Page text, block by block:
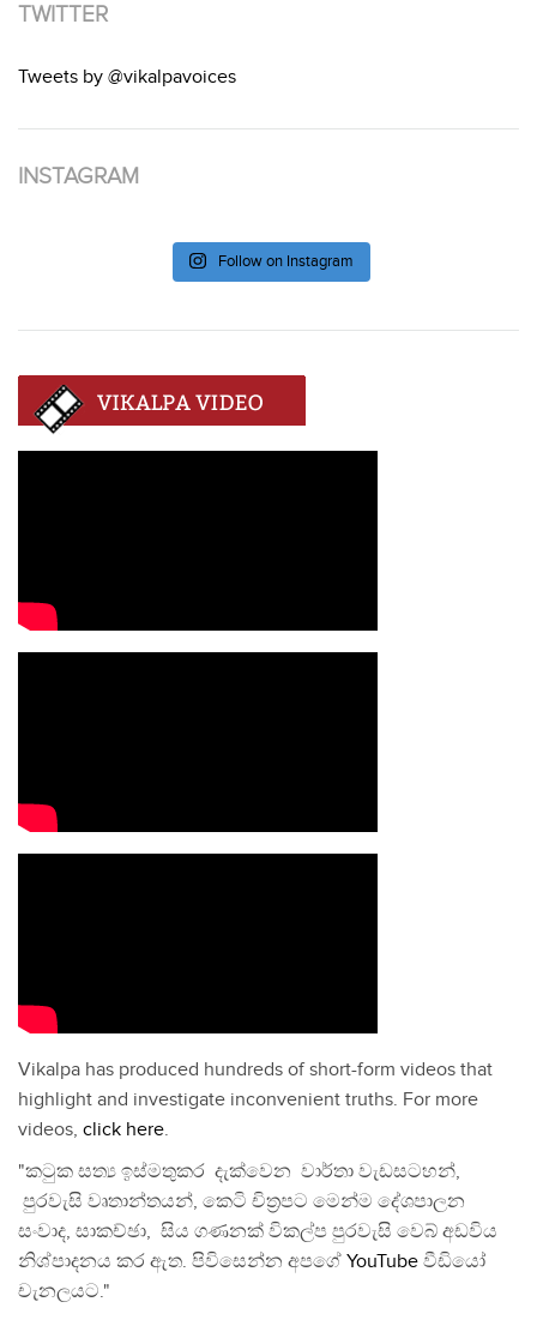
TWITTER
Tweets by @vikalpavoices
INSTAGRAM
Follow on Instagram
Vikalpa has produced hundreds of short-form videos that
highlight and investigate inconvenient truths. For more
videos, click here.
"කටුක සත්‍ය ඉස්මතුකර දැක්වෙන වාර්තා වැඩසටහන්,
පුරවැසි වෘතාන්තයන්, කෙටි චිත්‍රපට මෙන්ම දේශපාලන
සංවාද, සාකච්ඡා, සිය ගණනක් විකල්ප පුරවැසි වෙබ් අඩවිය
නිශ්පාදනය කර ඇත. පිවිසෙන්න අපගේ YouTube වීඩියෝ
චැනලයට."